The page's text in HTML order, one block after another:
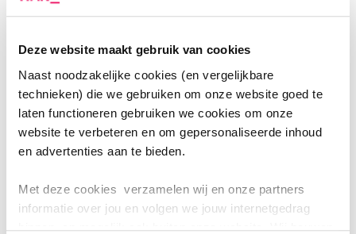
Deze website maakt gebruik van cookies
Naast noodzakelijke cookies (en vergelijkbare
technieken) die we gebruiken om onze website goed te
laten functioneren gebruiken we cookies om onze
website te verbeteren en om gepersonaliseerde inhoud
en advertenties aan te bieden.
Met deze cookies verzamelen wij en onze partners
informatie over jou en volgen we jouw internetgedrag
binnen, en mogelijk ook buiten onze website. Wij bouwen
'Psychische problemen kunnen bijvoorbeeld op het
gesprek met de werknemer uitzoeken hoe de
problemen op het werk op te lossen zijn. En als je die
niet kan oplossen, kan je zoeken naar een manier
waarop de werknemer minder last heeft van die
factoren.'
GOED VERZUIMMANAGEMENT
Volgens Oomens is voor goed verzuimmanagement